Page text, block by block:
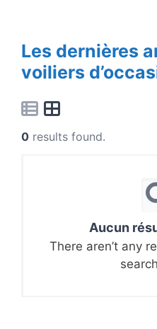
Les dernières
voiliers
0 results found.
Aucun
There aren’t any